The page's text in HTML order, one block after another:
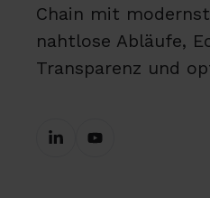
Chain mit
nahtlose Abläufe,
Transparenz und